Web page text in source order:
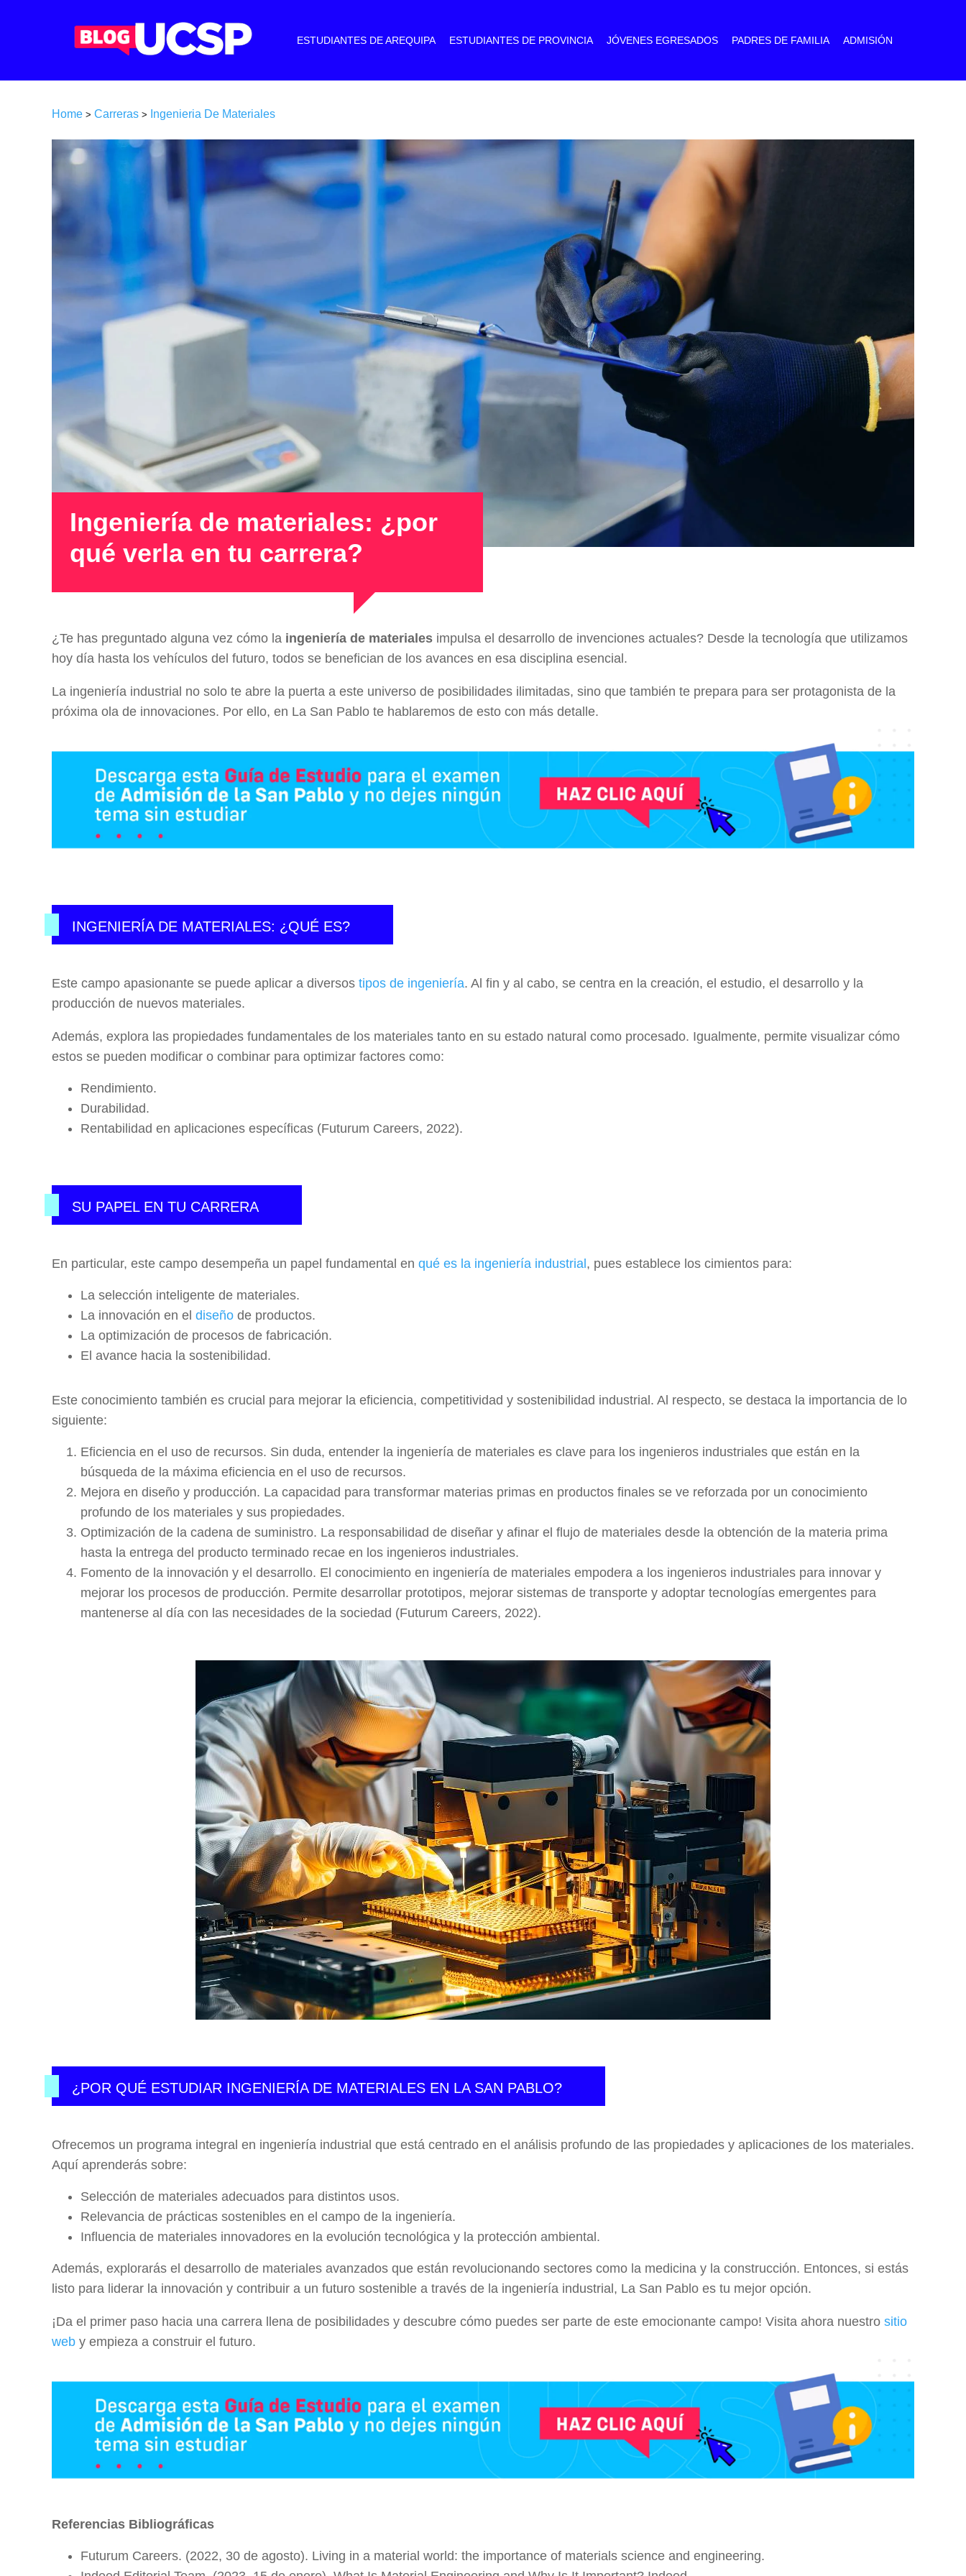
ESTUDIANTES DE AREQUIPA ESTUDIANTES DE PROVINCIA JÓVENES EGRESADOS PADRES DE FAMILIA ADMISIÓN
Home > Carreras > Ingenieria De Materiales
Ingeniería de materiales: ¿por
qué verla en tu carrera?
¿Te has preguntado alguna vez cómo la ingeniería de materiales impulsa el desarrollo de invenciones actuales? Desde la tecnología que utilizamos
hoy día hasta los vehículos del futuro, todos se benefician de los avances en esa disciplina esencial.
La ingeniería industrial no solo te abre la puerta a este universo de posibilidades ilimitadas, sino que también te prepara para ser protagonista de la
próxima ola de innovaciones. Por ello, en La San Pablo te hablaremos de esto con más detalle.
INGENIERÍA DE MATERIALES: ¿QUÉ ES?
Este campo apasionante se puede aplicar a diversos tipos de ingeniería. Al fin y al cabo, se centra en la creación, el estudio, el desarrollo y la
producción de nuevos materiales.
Además, explora las propiedades fundamentales de los materiales tanto en su estado natural como procesado. Igualmente, permite visualizar cómo
estos se pueden modificar o combinar para optimizar factores como:
Rendimiento.
Durabilidad.
Rentabilidad en aplicaciones específicas (Futurum Careers, 2022).
SU PAPEL EN TU CARRERA
En particular, este campo desempeña un papel fundamental en qué es la ingeniería industrial, pues establece los cimientos para:
La selección inteligente de materiales.
La innovación en el diseño de productos.
La optimización de procesos de fabricación.
El avance hacia la sostenibilidad.
Este conocimiento también es crucial para mejorar la eficiencia, competitividad y sostenibilidad industrial. Al respecto, se destaca la importancia de lo
siguiente:
Eficiencia en el uso de recursos. Sin duda, entender la ingeniería de materiales es clave para los ingenieros industriales que están en la
búsqueda de la máxima eficiencia en el uso de recursos.
Mejora en diseño y producción. La capacidad para transformar materias primas en productos finales se ve reforzada por un conocimiento
profundo de los materiales y sus propiedades.
Optimización de la cadena de suministro. La responsabilidad de diseñar y afinar el flujo de materiales desde la obtención de la materia prima
hasta la entrega del producto terminado recae en los ingenieros industriales.
Fomento de la innovación y el desarrollo. El conocimiento en ingeniería de materiales empodera a los ingenieros industriales para innovar y
mejorar los procesos de producción. Permite desarrollar prototipos, mejorar sistemas de transporte y adoptar tecnologías emergentes para
mantenerse al día con las necesidades de la sociedad (Futurum Careers, 2022).
¿POR QUÉ ESTUDIAR INGENIERÍA DE MATERIALES EN LA SAN PABLO?
Ofrecemos un programa integral en ingeniería industrial que está centrado en el análisis profundo de las propiedades y aplicaciones de los materiales.
Aquí aprenderás sobre:
Selección de materiales adecuados para distintos usos.
Relevancia de prácticas sostenibles en el campo de la ingeniería.
Influencia de materiales innovadores en la evolución tecnológica y la protección ambiental.
Además, explorarás el desarrollo de materiales avanzados que están revolucionando sectores como la medicina y la construcción. Entonces, si estás
listo para liderar la innovación y contribuir a un futuro sostenible a través de la ingeniería industrial, La San Pablo es tu mejor opción.
¡Da el primer paso hacia una carrera llena de posibilidades y descubre cómo puedes ser parte de este emocionante campo! Visita ahora nuestro sitio
web y empieza a construir el futuro.
Referencias Bibliográficas
Futurum Careers. (2022, 30 de agosto). Living in a material world: the importance of materials science and engineering.